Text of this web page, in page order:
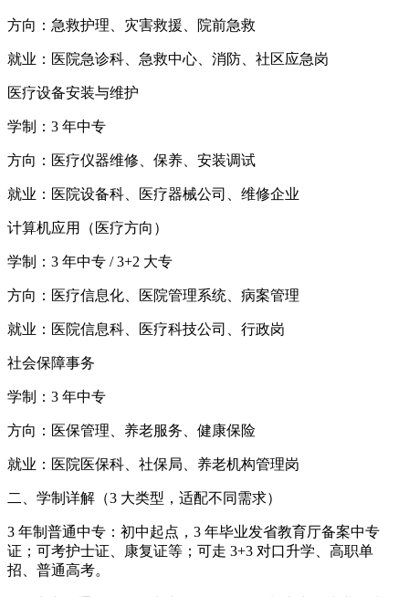
方向：急救护理、灾害救援、院前急救
就业：医院急诊科、急救中心、消防、社区应急岗
医疗设备安装与维护
学制：3 年中专
方向：医疗仪器维修、保养、安装调试
就业：医院设备科、医疗器械公司、维修企业
计算机应用（医疗方向）
学制：3 年中专 / 3+2 大专
方向：医疗信息化、医院管理系统、病案管理
就业：医院信息科、医疗科技公司、行政岗
社会保障事务
学制：3 年中专
方向：医保管理、养老服务、健康保险
就业：医院医保科、社保局、养老机构管理岗
二、学制详解（3 大类型，适配不同需求）
3 年制普通中专：初中起点，3 年毕业发省教育厅备案中专
证；可考护士证、康复证等；可走 3+3 对口升学、高职单
招、普通高考。